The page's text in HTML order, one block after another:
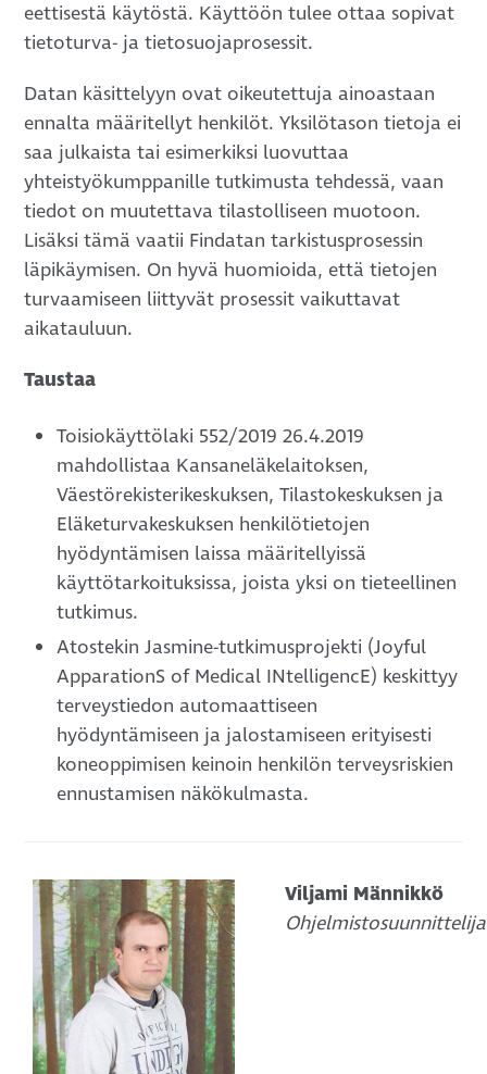
eettisestä käytöstä. Käyttöön tulee ottaa sopivat
tietoturva- ja tietosuojaprosessit.
Datan käsittelyyn ovat oikeutettuja ainoastaan
ennalta määritellyt henkilöt. Yksilötason tietoja ei
saa julkaista tai esimerkiksi luovuttaa
yhteistyökumppanille tutkimusta tehdessä, vaan
tiedot on muutettava tilastolliseen muotoon.
Lisäksi tämä vaatii Findatan tarkistusprosessin
läpikäymisen. On hyvä huomioida, että tietojen
turvaamiseen liittyvät prosessit vaikuttavat
aikatauluun.
Taustaa
Toisiokäyttölaki 552/2019 26.4.2019
mahdollistaa Kansaneläkelaitoksen,
Väestörekisterikeskuksen, Tilastokeskuksen ja
Eläketurvakeskuksen henkilötietojen
hyödyntämisen laissa määritellyissä
käyttötarkoituksissa, joista yksi on tieteellinen
tutkimus.
Atostekin Jasmine-tutkimusprojekti (Joyful
ApparationS of Medical INtelligencE) keskittyy
terveystiedon automaattiseen
hyödyntämiseen ja jalostamiseen erityisesti
koneoppimisen keinoin henkilön terveysriskien
ennustamisen näkökulmasta.
Viljami Männikkö
Ohjelmistosuunnittelija